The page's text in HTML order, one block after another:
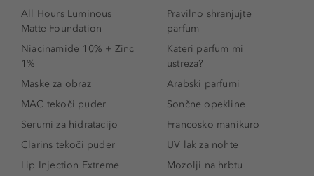
All Hours Luminous
Matte Foundation
Niacinamide 10% + Zinc
1%
Maske za obraz
MAC tekoči puder
Serumi za hidratacijo
Clarins tekoči puder
Lip Injection Extreme
Pravilno shranjujte
parfum
Kateri parfum mi
ustreza?
Arabski parfumi
Sončne opekline
Francosko manikuro
UV lak za nohte
Mozolji na hrbtu